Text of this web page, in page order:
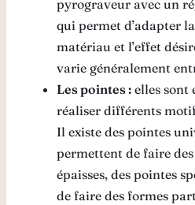
pyrograveur avec un
qui permet d’adapter
matériau et l’effet
varie généralement
Les pointes : elles sont
réaliser différents
Il existe des pointes
permettent de faire
épaisses, des pointes
de faire des formes